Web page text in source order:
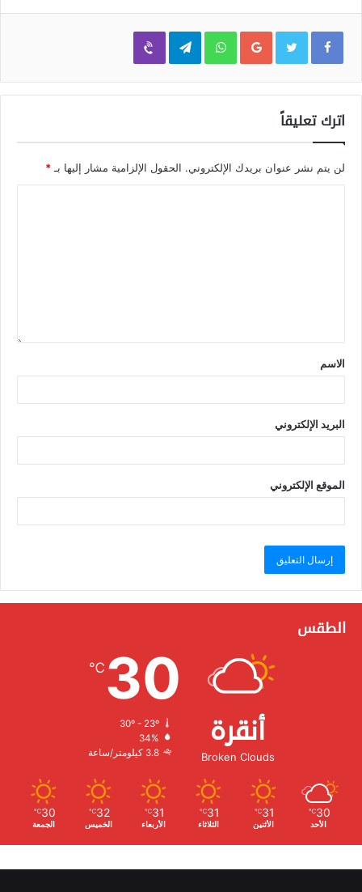
Google+
WhatsApp
Telegram
Viber
اترك تعليقاً
لن يتم نشر عنوان بريدك الإلكتروني. الحقول الإلزامية مشار إليها بـ*
الاسم
البريد الإلكتروني
الموقع الإلكتروني
الطقس
أنقرة
Broken Clouds
30
℃
30º - 23º
الرطوبة:
الرياح:3.8 كيلومتر/ساعة
30
℃
الأحد
31
℃
الأثنين
31
℃
الثلاثاء
31
℃
الأربعاء
32
℃
الخميس
30
℃
الجمعة